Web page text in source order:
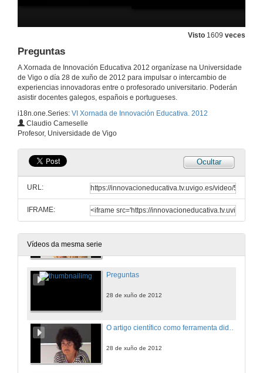
Visto 1609 veces
Preguntas
A Xornada de Innovación Educativa 2012 organízase na Universidade
de Vigo o día 28 de xuño de 2012 para impulsar o intercambio de
experiencias innovadoras entre o profesorado universitario. Poderán
asistir docentes galegos, españois e portugueses.
i18n.one.Series: VI Xornada de Innovación Educativa. 2012
Claudio Cameselle
Profesor, Universidade de Vigo
Ocultar
URL:
IFRAME:
Vídeos da mesma serie
Sesión A1: Innovación como mellora na práctica educativa. Preguntas.
28 de xuño de 2012
28 de xuño de 2012
28 de xuño de 2012
Aprender investigando no laboratorio
Preguntas
28 de xuño de 2012
28 de xuño de 2012